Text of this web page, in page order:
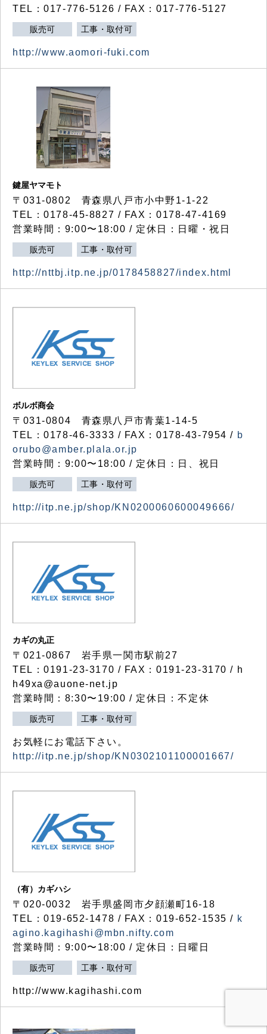
TEL：017-776-5126 / FAX：017-776-5127
販売可 工事・取付可
http://www.aomori-fuki.com
鍵屋ヤマモト
〒031-0802 青森県八戸市小中野1-1-22
TEL：0178-45-8827 / FAX：0178-47-4169
営業時間：9:00〜18:00 / 定休日：日曜・祝日
販売可 工事・取付可
http://nttbj.itp.ne.jp/0178458827/index.html
ボルボ商会
〒031-0804 青森県八戸市青葉1-14-5
TEL：0178-46-3333 / FAX：0178-43-7954 / b
orubo@amber.plala.or.jp
営業時間：9:00〜18:00 / 定休日：日、祝日
販売可 工事・取付可
http://itp.ne.jp/shop/KN0200060600049666/
カギの丸正
〒021-0867 岩手県一関市駅前27
TEL：0191-23-3170 / FAX：0191-23-3170 / h
h49xa@auone-net.jp
営業時間：8:30〜19:00 / 定休日：不定休
販売可 工事・取付可
お気軽にお電話下さい。
http://itp.ne.jp/shop/KN0302101100001667/
（有）カギハシ
〒020-0032 岩手県盛岡市夕顔瀬町16-18
TEL：019-652-1478 / FAX：019-652-1535 / k
agino.kagihashi@mbn.nifty.com
営業時間：9:00〜18:00 / 定休日：日曜日
販売可 工事・取付可
http://www.kagihashi.com